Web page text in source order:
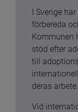
I Sverige
förbereda
Kommunen
stöd efter
till
deras arbete.
Vid